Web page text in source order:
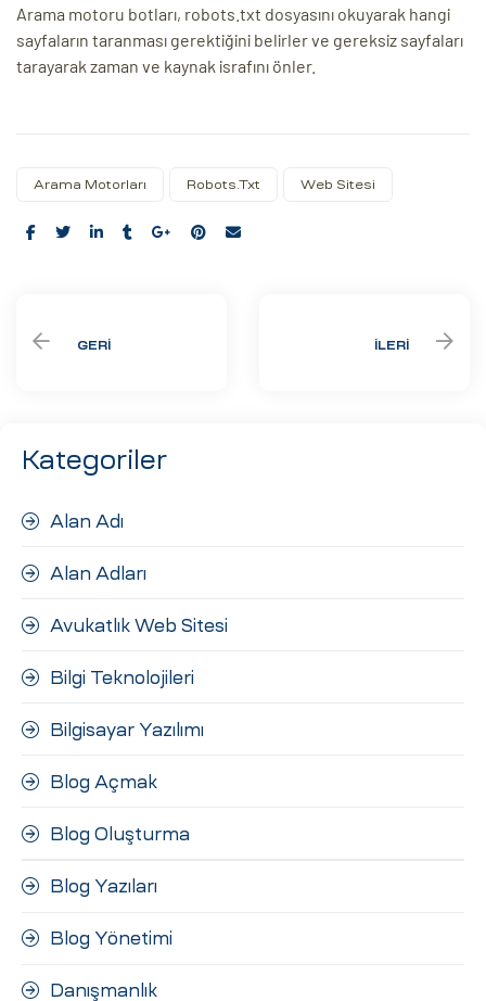
Arama motoru botları, robots.txt dosyasını okuyarak hangi
sayfaların taranması gerektiğini belirler ve gereksiz sayfaları
tarayarak zaman ve kaynak israfını önler.
Arama Motorları Robots.txt Web Sitesi
Share:
GERI İLERI
Kategoriler
Alan Adı
Alan Adları
Avukatlık Web Sitesi
Bilgi Teknolojileri
Bilgisayar Yazılımı
Blog Açmak
Blog Oluşturma
Blog Yazıları
Blog Yönetimi
Danışmanlık